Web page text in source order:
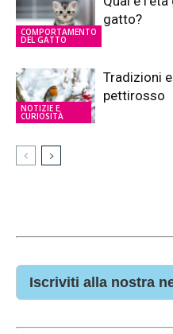
COMPORTAMENTO
DEL GATTO
gatto?
NOTIZIE E
CURIOSITÀ
Tradizioni
pettirosso
Iscriviti alla nostra